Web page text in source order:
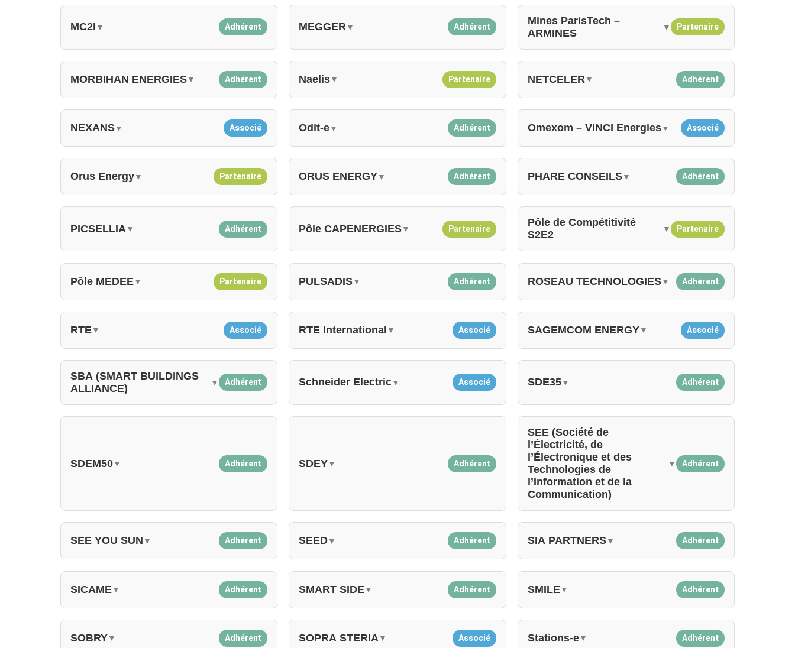
MC2I ▼ Adhérent MEGGER▼ Adhérent
Mines ParisTech –
ARMINES
▼ Partenaire
MORBIHAN ENERGIES▼ Adhérent Naelis▼ Partenaire NETCELER ▼ Adhérent
NEXANS▼ Associé Odit-e▼ Adhérent Omexom – VINCI Energies▼ Associé
Orus Energy▼ Partenaire ORUS ENERGY▼ Adhérent PHARE CONSEILS▼ Adhérent
PICSELLIA ▼ Adhérent Pôle CAPENERGIES▼ Partenaire
Pôle de Compétitivité
S2E2
▼ Partenaire
Pôle MEDEE▼ Partenaire PULSADIS▼ Adhérent ROSEAU TECHNOLOGIES▼ Adhérent
RTE▼ Associé RTE International ▼ Associé SAGEMCOM ENERGY▼ Associé
SBA (SMART BUILDINGS
ALLIANCE)
▼ Adhérent Schneider Electric▼ Associé SDE35▼ Adhérent
SDEM50▼ Adhérent SDEY▼ Adhérent
SEE (Société de
l’Électricité, de
l’Électronique et des
Technologies de
l’Information et de la
Communication)
▼ Adhérent
SEE YOU SUN ▼ Adhérent SEED▼ Adhérent SIA PARTNERS▼ Adhérent
SICAME▼ Adhérent SMART SIDE▼ Adhérent SMILE ▼ Adhérent
SOBRY▼ Adhérent SOPRA STERIA ▼ Associé Stations-e▼ Adhérent